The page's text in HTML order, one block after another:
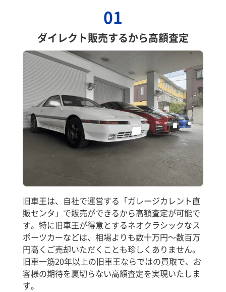
01
ダイレクト販売するから高額査定
旧車王は、自社で運営する「ガレージカレント直
販センタ」で販売ができるから高額査定が可能で
す。特に旧車王が得意とするネオクラシックなス
ポーツカーなどは、相場よりも数十万円～数百万
円高くご売却いただくことも珍しくありません。
旧車一筋20年以上の旧車王ならではの買取で、お
客様の期待を裏切らない高額査定を実現いたしま
す。